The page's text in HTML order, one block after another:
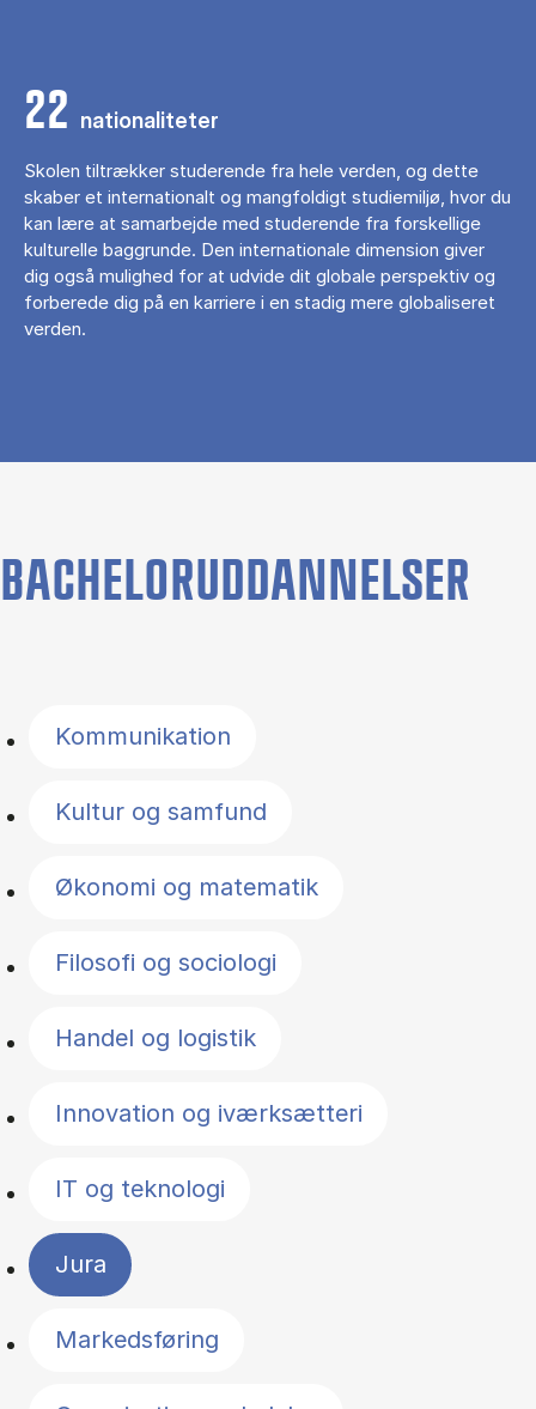
22 nationaliteter
Skolen tiltrækker studerende fra hele verden, og dette
skaber et internationalt og mangfoldigt studiemiljø, hvor du
kan lære at samarbejde med studerende fra forskellige
kulturelle baggrunde. Den internationale dimension giver
dig også mulighed for at udvide dit globale perspektiv og
forberede dig på en karriere i en stadig mere globaliseret
verden.
BACHELORUDDANNELSER
Kommunikation
Kultur og samfund
Økonomi og matematik
Filosofi og sociologi
Handel og logistik
Innovation og iværksætteri
IT og teknologi
Jura
Markedsføring